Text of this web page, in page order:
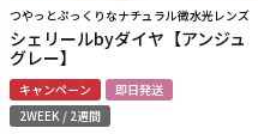
つやっとぷっくりなナチュラル微水光レンズ
シェリールbyダイヤ【アンジュ
グレー】
キャンペーン
即日発送
2WEEK / 2週間